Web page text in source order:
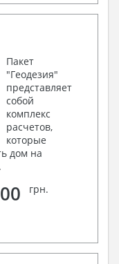
Пакет
"Геодезия"
представляет
собой
комплекс
расчетов,
которые
дом на
грн.